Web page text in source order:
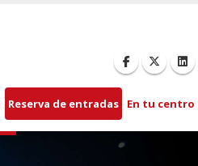
Reserva de entradas En tu centro